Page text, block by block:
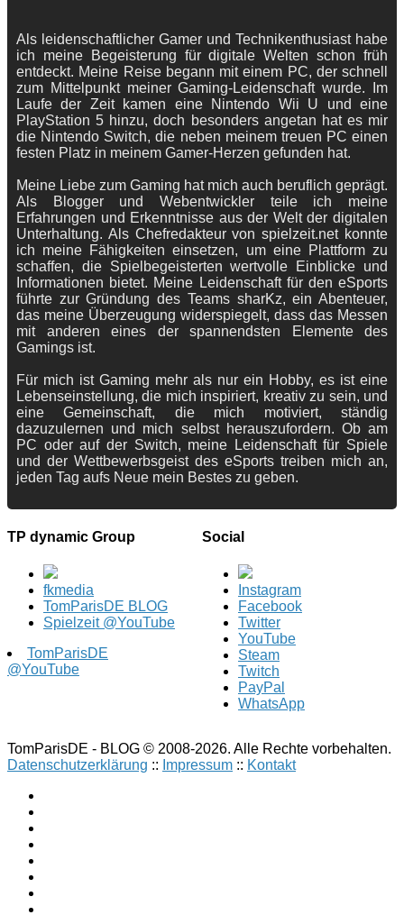
Als leidenschaftlicher Gamer und Technikenthusiast habe
ich meine Begeisterung für digitale Welten schon früh
entdeckt. Meine Reise begann mit einem PC, der schnell
zum Mittelpunkt meiner Gaming-Leidenschaft wurde. Im
Laufe der Zeit kamen eine Nintendo Wii U und eine
PlayStation 5 hinzu, doch besonders angetan hat es mir
die Nintendo Switch, die neben meinem treuen PC einen
festen Platz in meinem Gamer-Herzen gefunden hat.
Meine Liebe zum Gaming hat mich auch beruflich geprägt.
Als Blogger und Webentwickler teile ich meine
Erfahrungen und Erkenntnisse aus der Welt der digitalen
Unterhaltung. Als Chefredakteur von spielzeit.net konnte
ich meine Fähigkeiten einsetzen, um eine Plattform zu
schaffen, die Spielbegeisterten wertvolle Einblicke und
Informationen bietet. Meine Leidenschaft für den eSports
führte zur Gründung des Teams sharKz, ein Abenteuer,
das meine Überzeugung widerspiegelt, dass das Messen
mit anderen eines der spannendsten Elemente des
Gamings ist.
Für mich ist Gaming mehr als nur ein Hobby, es ist eine
Lebenseinstellung, die mich inspiriert, kreativ zu sein, und
eine Gemeinschaft, die mich motiviert, ständig
dazuzulernen und mich selbst herauszufordern. Ob am
PC oder auf der Switch, meine Leidenschaft für Spiele
und der Wettbewerbsgeist des eSports treiben mich an,
jeden Tag aufs Neue mein Bestes zu geben.
TP dynamic Group
fkmedia
TomParisDE BLOG
Spielzeit @YouTube
TomParisDE
@YouTube
Social
Instagram
Facebook
Twitter
YouTube
Steam
Twitch
PayPal
WhatsApp
TomParisDE - BLOG © 2008-2026. Alle Rechte vorbehalten.
Datenschutzerklärung :: Impressum :: Kontakt